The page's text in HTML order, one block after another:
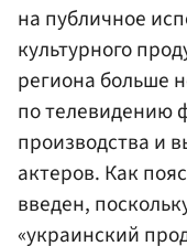
на публичное
культурного
региона больше
по телевидению
производства и
актеров. Как
введен,
«украинский